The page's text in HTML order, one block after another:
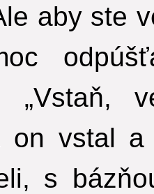
aby ste
on vstal a
s